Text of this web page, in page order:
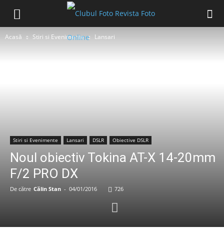
Acasă Stiri si Evenimente Lansari
Stiri si Evenimente Lansari DSLR Obiective DSLR
Noul obiectiv Tokina AT-X 14-20mm
F/2 PRO DX
De către Călin Stan - 04/01/2016 726